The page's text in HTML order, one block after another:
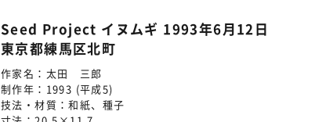
Seed Project イヌムギ 1993年6月12日
東京都練馬区北町
作家名： 太田 三郎
制作年： 1993 (平成5)
技法・材質：和紙、種子